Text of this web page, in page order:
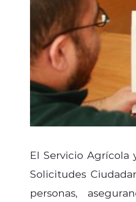
El Servicio Agrícola
Solicitudes
personas,